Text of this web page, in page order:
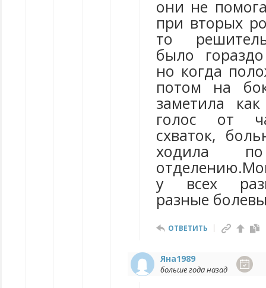
они не
при вторых
то
было
но когда
потом на
заметила
голос от
схваток,
ходила
у всех
разные
ОТВЕТИТЬ
Яна1989
больше года назад